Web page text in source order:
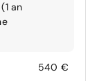
an
540 €